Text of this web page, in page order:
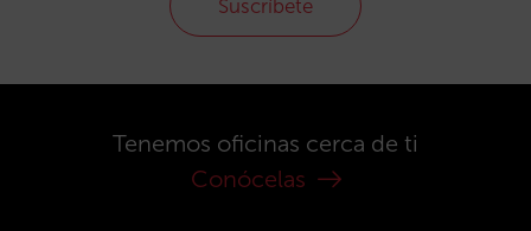
Suscríbete
Tenemos oficinas cerca de ti
Conócelas